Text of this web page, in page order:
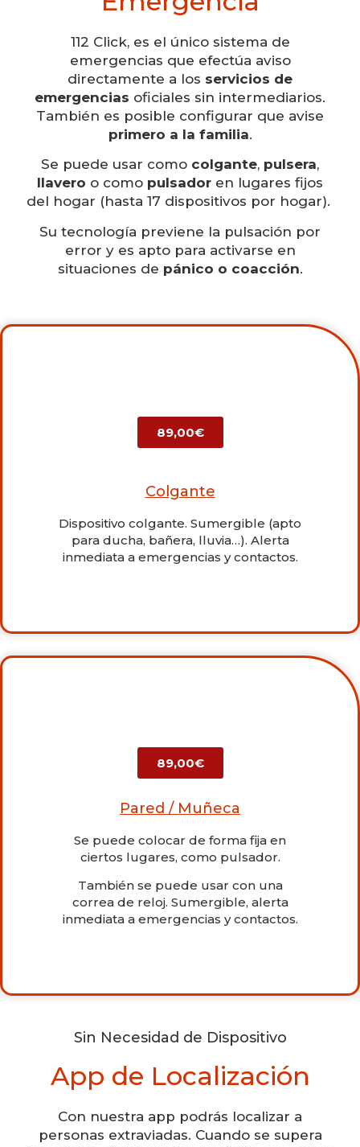
112 Click, es el único sistema de
emergencias que efectúa aviso
directamente a los servicios de
emergencias oficiales sin intermediarios.
También es posible configurar que avise
primero a la familia.
Se puede usar como colgante, pulsera,
llavero o como pulsador en lugares fijos
del hogar (hasta 17 dispositivos por hogar).
Su tecnología previene la pulsación por
error y es apto para activarse en
situaciones de pánico o coacción.
89,00€
Colgante
Dispositivo colgante. Sumergible (apto
para ducha, bañera, lluvia…). Alerta
inmediata a emergencias y contactos.
89,00€
Pared / Muñeca
Se puede colocar de forma fija en
ciertos lugares, como pulsador.
También se puede usar con una
correa de reloj. Sumergible, alerta
inmediata a emergencias y contactos.
Sin Necesidad de Dispositivo
App de Localización
Con nuestra app podrás localizar a
personas extraviadas. Cuando se supera